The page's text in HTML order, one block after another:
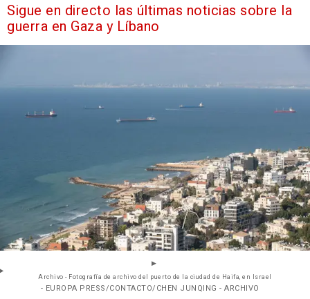
Sigue en directo las últimas noticias sobre la
guerra en Gaza y Líbano
Archivo - Fotografía de archivo del puerto de la ciudad de Haifa, en Israel
- EUROPA PRESS/CONTACTO/CHEN JUNQING - ARCHIVO